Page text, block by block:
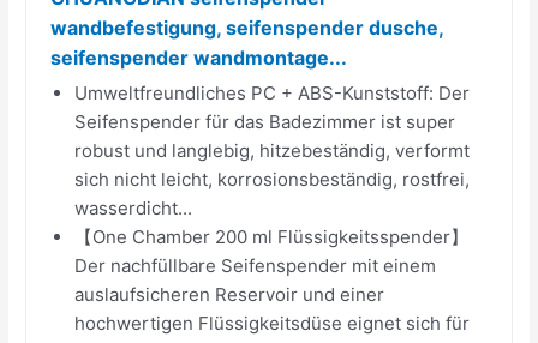
wandbefestigung, seifenspender dusche,
seifenspender wandmontage...
Umweltfreundliches PC + ABS-Kunststoff: Der
Seifenspender für das Badezimmer ist super
robust und langlebig, hitzebeständig, verformt
sich nicht leicht, korrosionsbeständig, rostfrei,
wasserdicht...
【One Chamber 200 ml Flüssigkeitsspender】
Der nachfüllbare Seifenspender mit einem
auslaufsicheren Reservoir und einer
hochwertigen Flüssigkeitsdüse eignet sich für